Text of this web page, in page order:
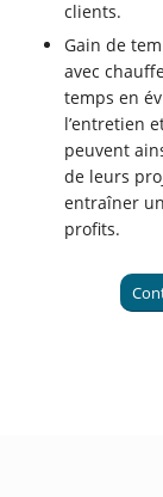
clients.
Gain de
avec
temps en
l’entretien
peuvent
de leurs
entraîner
profits.